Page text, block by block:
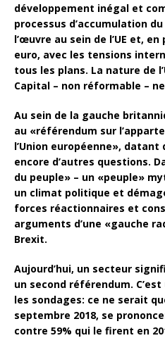
développement inégal et
processus d’accumulation
l’œuvre au sein de l’UE et,
euro, avec les tensions
tous les plans. La nature de
Capital – non réformable –
Au sein de la gauche
au «référendum sur
l’Union européenne», datant
encore d’autres questions.
du peuple» – un «peuple»
un climat politique et
forces réactionnaires et
arguments d’une «gauche
Brexit.
Aujourd’hui, un secteur
un second référendum.
les sondages: ce ne serait
septembre 2018, se
contre 59% qui le firent en